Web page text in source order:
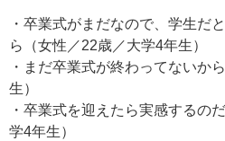
・卒業式がまだなので、学生だ
ら（女性／22歳／大学4年生）
・まだ卒業式が終わってないか
生）
・卒業式を迎えたら実感するの
学4年生）